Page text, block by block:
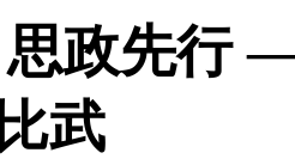
思政先行
武